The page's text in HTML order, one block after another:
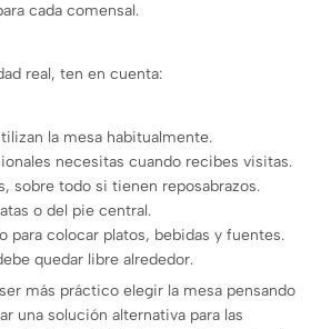
cada comensal.
real, ten en cuenta:
la mesa habitualmente.
necesitas cuando recibes visitas.
sobre todo si tienen reposabrazos.
o del pie central.
para colocar platos, bebidas y fuentes.
quedar libre alrededor.
más práctico elegir la mesa pensando
una solución alternativa para las